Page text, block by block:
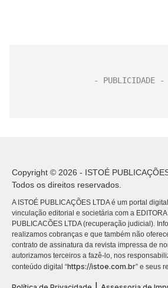
Copyright © 2026 - ISTOÉ
Todos os direitos reservados.
A ISTOÉ PUBLICAÇÕES LTDA é um portal
vinculação editorial e societária com a
PUBLICACÕES LTDA (recuperação judicial).
realizamos cobranças e que também não
contrato de assinatura da revista impressa de
autorizamos terceiros a fazê-lo, nos
conteúdo digital “https://istoe.com.br” e seus